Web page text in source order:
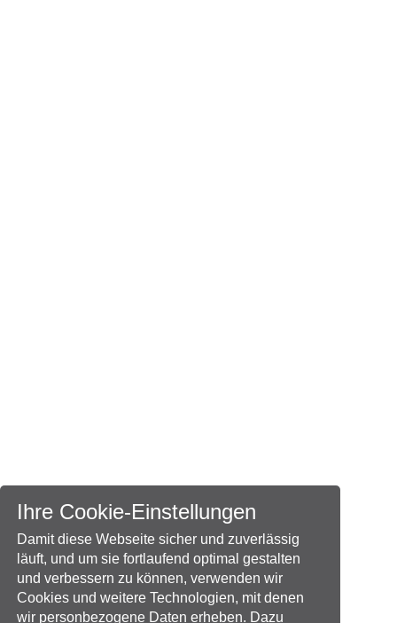
Ihre Cookie-Einstellungen
Damit diese Webseite sicher und zuverlässig
läuft, und um sie fortlaufend optimal gestalten
und verbessern zu können, verwenden wir
Cookies und weitere Technologien, mit denen
wir personbezogene Daten erheben. Dazu